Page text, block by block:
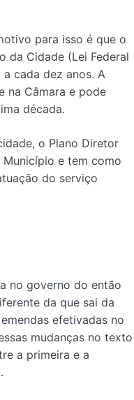
para isso é que o
da Cidade (Lei Federal
cada dez anos. A
na Câmara e pode
década.
o Plano Diretor
e tem como
do serviço
no governo do então
da que sai da
efetivadas no
mudanças no texto
a primeira e a